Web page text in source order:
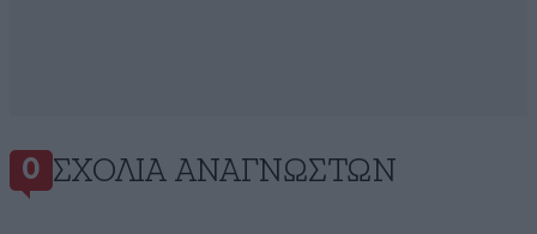
0 ΣΧΌΛΙΑ ΑΝΑΓΝΩΣΤΏΝ